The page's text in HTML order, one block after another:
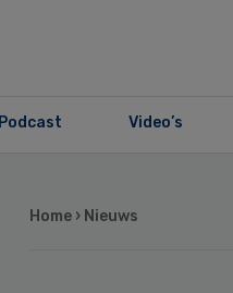
Podcast Video’s
Home › Nieuws